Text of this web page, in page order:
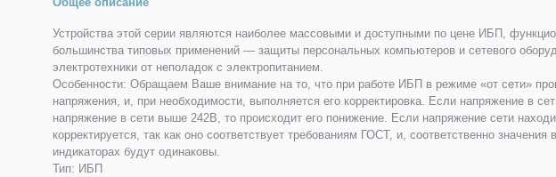
Устройства этой серии являются наиболее массовыми и доступными по цене ИБП,
большинства типовых применений — защиты персональных компьютеров и сетевого
электротехники от неполадок с электропитанием.
Особенности: Обращаем Ваше внимание на то, что при работе ИБП в режиме «от сети»
напряжения, и, при необходимости, выполняется его корректировка. Если напряжение в
напряжение в сети выше 242В, то происходит его понижение. Если напряжение сети
корректируется, так как оно соответствует требованиям ГОСТ, и, соответственно
индикаторах будут одинаковы.
Тип: ИБП